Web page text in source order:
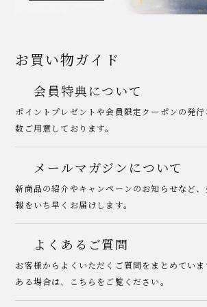
お買い物ガイド
会員特典について
ポイントプレゼントや会員限定クーポンの発
数ご用意しております。
メールマガジンについて
新商品の紹介やキャンペーンのお知らせなど
報をいち早くお届けします。
よくあるご質問
お客様からよくいただくご質問をまとめてい
ある場合は、こちらをご覧ください。